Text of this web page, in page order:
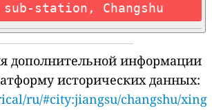
station, Changshu
дополнительной информации
исторических данных:
ru/#city:jiangsu/changshu/xing